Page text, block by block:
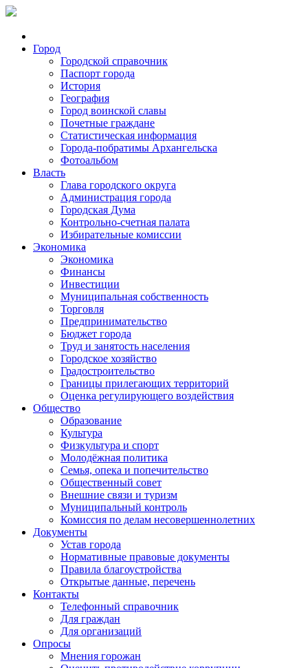
Город
Городской справочник
Паспорт города
История
География
Город воинской славы
Почетные граждане
Статистическая информация
Города-побратимы Архангельска
Фотоальбом
Власть
Глава городского округа
Администрация города
Городская Дума
Контрольно-счетная палата
Избирательные комиссии
Экономика
Экономика
Финансы
Инвестиции
Муниципальная собственность
Торговля
Предпринимательство
Бюджет города
Труд и занятость населения
Городское хозяйство
Градостроительство
Границы прилегающих территорий
Оценка регулирующего воздействия
Общество
Образование
Культура
Физкультура и спорт
Молодёжная политика
Семья, опека и попечительство
Общественный совет
Внешние связи и туризм
Муниципальный контроль
Комиссия по делам несовершеннолетних
Документы
Устав города
Нормативные правовые документы
Правила благоустройства
Открытые данные, перечень
Контакты
Телефонный справочник
Для граждан
Для организаций
Опросы
Мнения горожан